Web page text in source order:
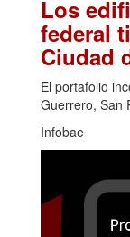
Los
federal
Ciudad
El portafolio
Guerrero, San
Infobae